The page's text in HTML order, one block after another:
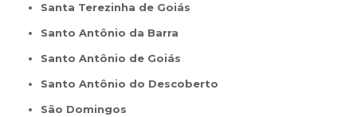
Santa Terezinha de Goiás
Santo Antônio da Barra
Santo Antônio de Goiás
Santo Antônio do Descoberto
São Domingos